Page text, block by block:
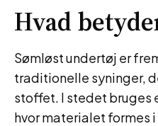
Hvad
Sømløst undertøj er
traditionelle syninger,
stoffet. I stedet
hvor materialet formes